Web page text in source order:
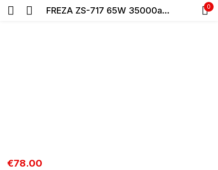
FREZA ZS-717 65W 35000aps/min. 0
€78.00